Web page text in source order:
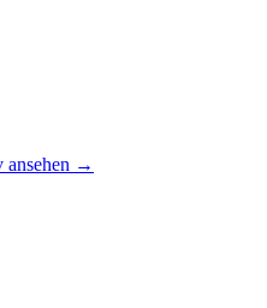
ansehen →